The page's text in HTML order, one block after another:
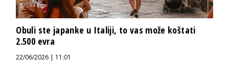
Obuli ste japanke u Italiji, to vas može koštati
2.500 evra
22/06/2026 | 11:01